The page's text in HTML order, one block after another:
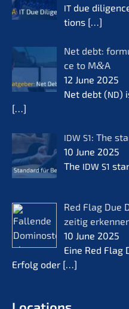
IT due
tions […]
Net debt:
ce to M&A
12 June 2025
Net debt (ND)
[…]
IDW S1: The
10 June 2025
The IDW S1
Red Flag Due
zei­tig
10 June 2025
Eine Red Flag
Erfolg oder […]